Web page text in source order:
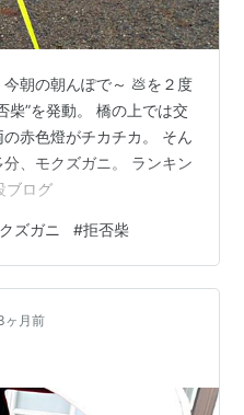
朝の朝んぽで～ 💩を２度
柴”を発動。 橋の上では交
赤色燈がチカチカ。 そん
、モクズガニ。 ランキン
ブログ
ズガニ #拒否柴
ヶ月前